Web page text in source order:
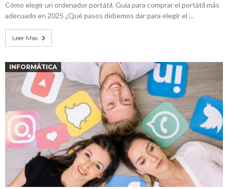
Cómo elegir un ordenador portátil. Guía para comprar el portátil más
adecuado en 2025 ¿Qué pasos debemos dar para elegir el …
Leer Mas
INFORMÁTICA